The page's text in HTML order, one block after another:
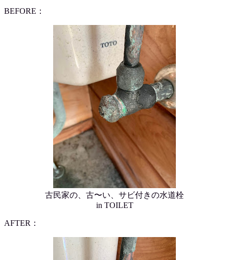
BEFORE：
古民家の、古〜い、サビ付きの水道栓
in TOILET
AFTER：